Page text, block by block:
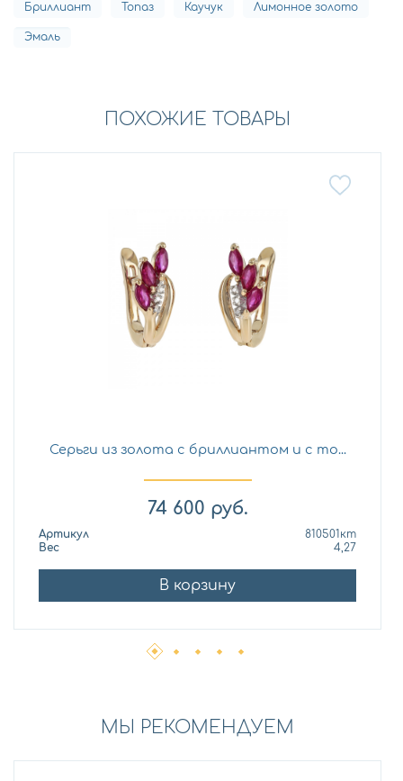
Бриллиант Топаз Каучук Лимонное золото
Эмаль
ПОХОЖИЕ ТОВАРЫ
Серьги из золота с бриллиантом и с то...
74 600 руб.
Артикул
810501кт
Вес
4,27
В корзину
МЫ РЕКОМЕНДУЕМ